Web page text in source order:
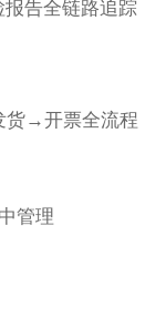
告全链路追踪
货→开票全流程
管理